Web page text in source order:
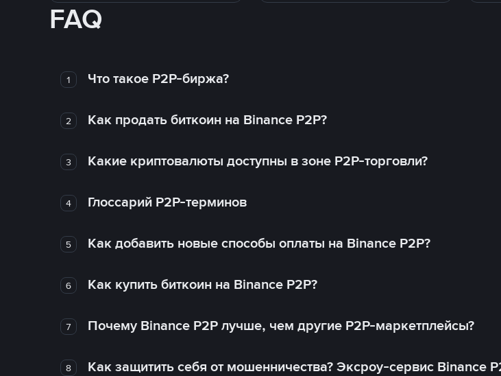
FAQ
1 Что такое P2P-биржа?
2 Как продать биткоин на Binance P2P?
3 Какие криптовалюты доступны в зоне P2P-торговли?
4 Глоссарий P2P-терминов
5 Как добавить новые способы оплаты на Binance P2P?
6 Как купить биткоин на Binance P2P?
7 Почему Binance P2P лучше, чем другие P2P-маркетплейсы?
8 Как защитить себя от мошенничества? Эксроу-сервис Binance